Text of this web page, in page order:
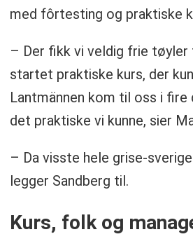
med fôrtesting og praktiske
– Der fikk vi veldig frie tøyler
startet praktiske kurs, der
Lantmännen kom til oss i
det praktiske vi kunne, sier
– Da visste hele grise-
legger Sandberg til.
Kurs, folk og